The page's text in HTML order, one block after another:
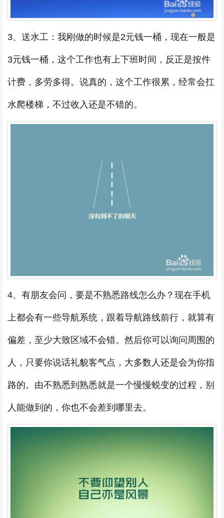
3、送水工：我刚做的时候是2元钱一桶，现在一般是
3元钱一桶，这个工作也有上下班时间，反正是按件
计费，多劳多得。说真的，这个工作很累，经常会扛
水爬楼梯，不过收入还是不错的。
4、有朋友会问，要是不熟悉路线怎么办？现在手机
上都会有一些导航系统，跟着导航路线前行，就算有
偏差，至少大致区域不会错。然后你可以询问周围的
人，只要你说话礼貌客气点，大多数人还是会为你指
路的。由不熟悉到熟悉就是一个慢慢蜕变的过程，别
人能做到的，你也不会差到哪里去。